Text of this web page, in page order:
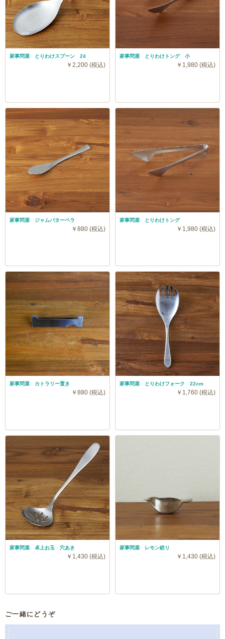
家事問屋 とりわけスプーン 24
￥2,200 (税込)
家事問屋 とりわけトング 小
￥1,980 (税込)
家事問屋 ジャムバターベラ
￥880 (税込)
家事問屋 とりわけトング
￥1,980 (税込)
家事問屋 カトラリー置き
￥880 (税込)
家事問屋 とりわけフォーク 22cm
￥1,760 (税込)
家事問屋 卓上お玉 穴あき
￥1,430 (税込)
家事問屋 レモン絞り
￥1,430 (税込)
ご一緒にどうぞ